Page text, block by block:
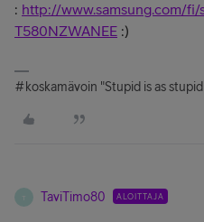
: http://www.samsung.com/
T580NZWANEE :)
#koskamävoin "Stupid is as
T TaviTimo80 ALOITTAJA